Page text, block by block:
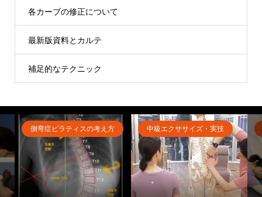
各カーブの修正について
最新版資料とカルテ
補足的なテクニック
側弯症ピラティスの考え方 中級エクササイズ・実技